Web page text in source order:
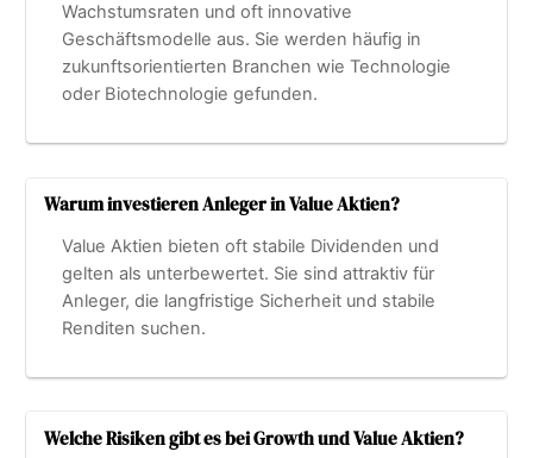
Wachstumsraten und oft innovative
Geschäftsmodelle aus. Sie werden häufig in
zukunftsorientierten Branchen wie Technologie
oder Biotechnologie gefunden.
Warum investieren Anleger in Value Aktien?
Value Aktien bieten oft stabile Dividenden und
gelten als unterbewertet. Sie sind attraktiv für
Anleger, die langfristige Sicherheit und stabile
Renditen suchen.
Welche Risiken gibt es bei Growth und Value Aktien?